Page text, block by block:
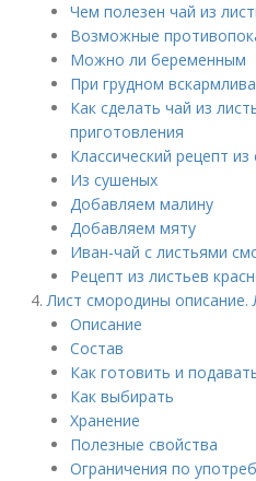
Чем полезен чай из
Возможные
Можно ли беременным
При грудном
Как сделать чай из
приготовления
Классический рецепт
Из сушеных
Добавляем малину
Добавляем мяту
Иван-чай с листьями
Рецепт из листьев
Лист смородины описание.
Описание
Состав
Как готовить и
Как выбирать
Хранение
Полезные свойства
Ограничения по